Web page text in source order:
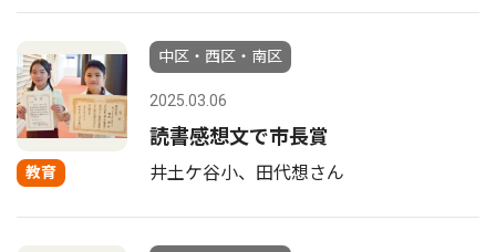
教育
中区・西区・南区
2025.03.06
読書感想文で市長賞
井土ケ谷小、田代想さん